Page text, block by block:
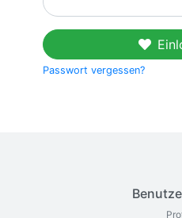
Passwort vergessen?